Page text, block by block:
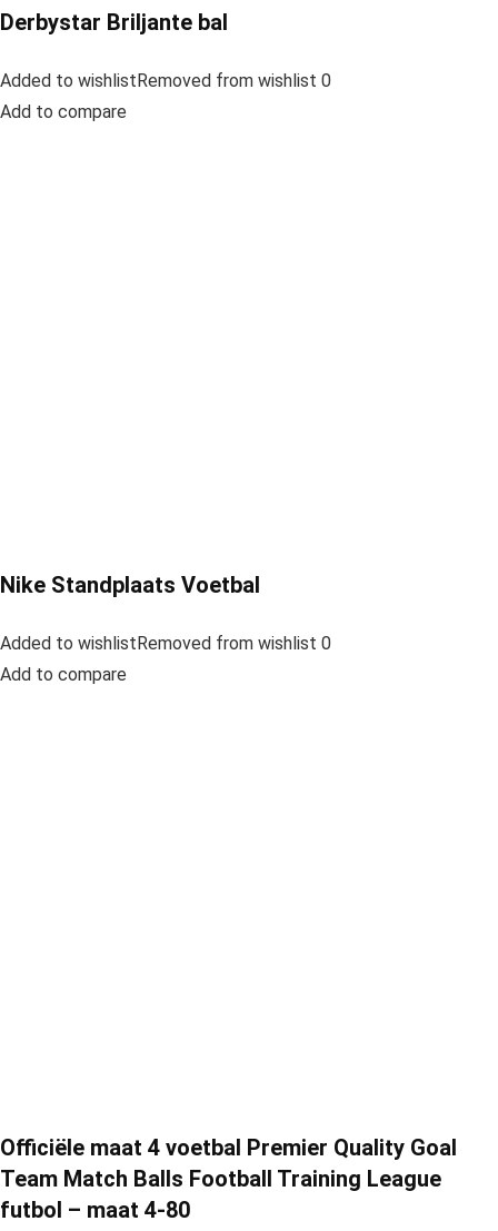
Derbystar Briljante bal
Added to wishlistRemoved from wishlist 0
Add to compare
Nike Standplaats Voetbal
Added to wishlistRemoved from wishlist 0
Add to compare
Officiële maat 4 voetbal Premier Quality Goal
Team Match Balls Football Training League
futbol – maat 4-80